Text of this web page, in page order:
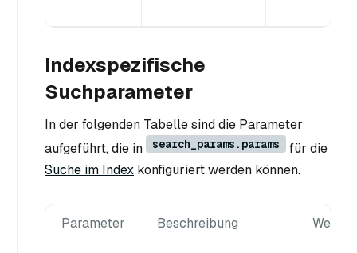
Indexspezifische
Suchparameter
In der folgenden Tabelle sind die Parameter
aufgeführt, die in
search_params.params
für die
Suche im Index konfiguriert werden können.
Parameter Beschreibung